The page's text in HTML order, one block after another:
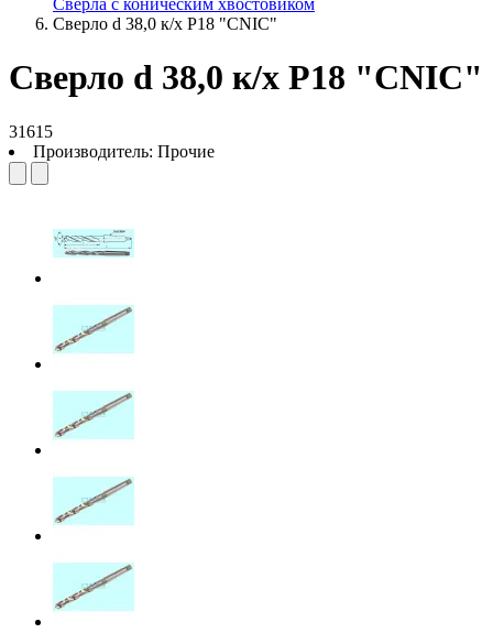
Сверло d 38,0 к/х Р18 "CNIC"
Сверло d 38,0 к/х Р18 "CNIC"
31615
Производитель: Прочие